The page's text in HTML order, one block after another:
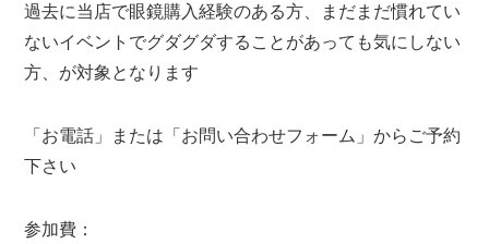
過去に当店で眼鏡購入経験のある方、まだまだ慣れてい
ないイベントでグダグダすることがあっても気にしない
方、が対象となります
「お電話」または「お問い合わせフォーム」からご予約
下さい
参加費：